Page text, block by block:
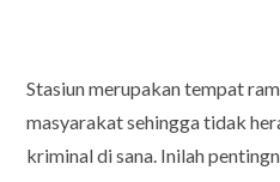
Stasiun merupakan tempat
masyarakat sehingga tidak
kriminal di sana. Inilah